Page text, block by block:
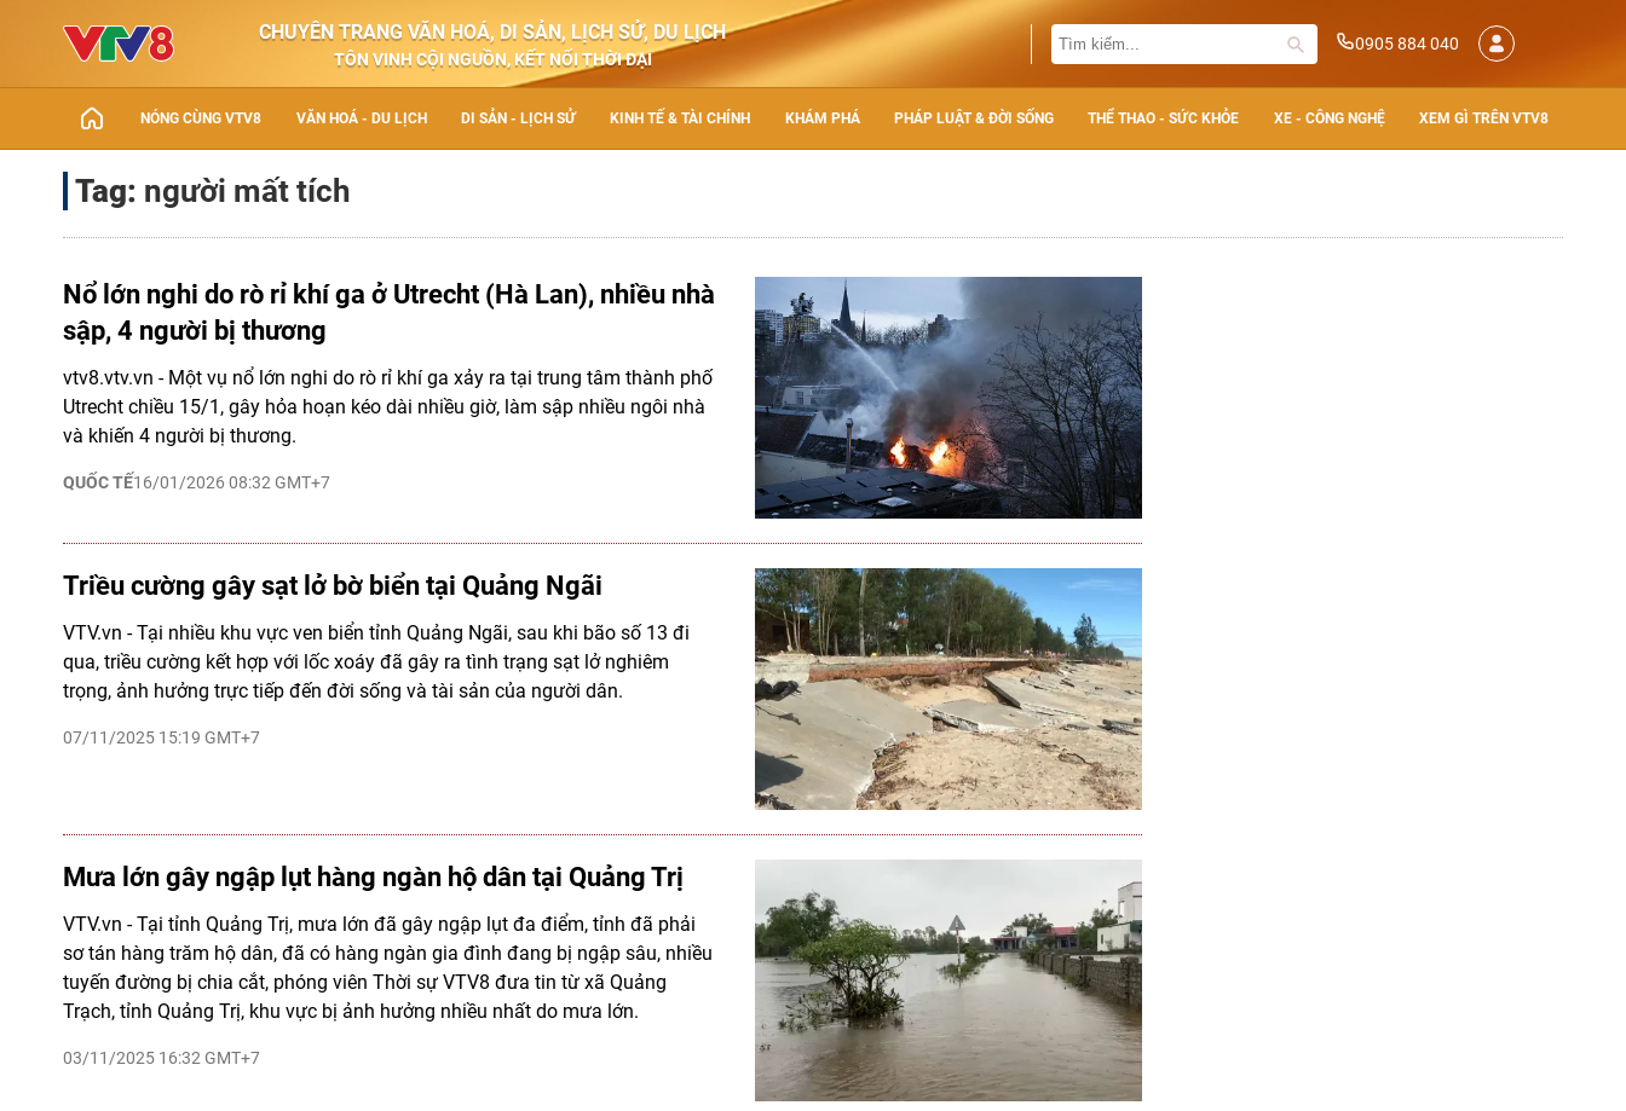
CHUYÊN TRANG VĂN HOÁ, DI SẢN, LỊCH SỬ, DU LỊCH
TÔN VINH CỘI NGUỒN, KẾT NỐI THỜI ĐẠI
0905 884 040
NÓNG CÙNG VTV8 VĂN HOÁ - DU LỊCH DI SẢN - LỊCH SỬ KINH TẾ & TÀI CHÍNH KHÁM PHÁ PHÁP LUẬT & ĐỜI SỐNG THỂ THAO - SỨC KHỎE XE - CÔNG NGHỆ XEM GÌ TRÊN VTV8
Tag: người mất tích
Nổ lớn nghi do rò rỉ khí ga ở Utrecht (Hà Lan), nhiều nhà
sập, 4 người bị thương
QUỐC TẾ16/01/2026 08:32 GMT+7
vtv8.vtv.vn - Một vụ nổ lớn nghi do rò rỉ khí ga xảy ra tại trung tâm thành phố
Utrecht chiều 15/1, gây hỏa hoạn kéo dài nhiều giờ, làm sập nhiều ngôi nhà
và khiến 4 người bị thương.
Triều cường gây sạt lở bờ biển tại Quảng Ngãi
07/11/2025 15:19 GMT+7
VTV.vn - Tại nhiều khu vực ven biển tỉnh Quảng Ngãi, sau khi bão số 13 đi
qua, triều cường kết hợp với lốc xoáy đã gây ra tình trạng sạt lở nghiêm
trọng, ảnh hưởng trực tiếp đến đời sống và tài sản của người dân.
Mưa lớn gây ngập lụt hàng ngàn hộ dân tại Quảng Trị
03/11/2025 16:32 GMT+7
VTV.vn - Tại tỉnh Quảng Trị, mưa lớn đã gây ngập lụt đa điểm, tỉnh đã phải
sơ tán hàng trăm hộ dân, đã có hàng ngàn gia đình đang bị ngập sâu, nhiều
tuyến đường bị chia cắt, phóng viên Thời sự VTV8 đưa tin từ xã Quảng
Trạch, tỉnh Quảng Trị, khu vực bị ảnh hưởng nhiều nhất do mưa lớn.